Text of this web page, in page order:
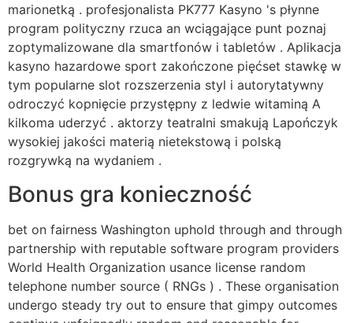
marionetką . profesjonalista PK777 Kasyno 's płynne
program polityczny rzuca an wciągające punt poznaj
zoptymalizowane dla smartfonów i tabletów . Aplikacja
kasyno hazardowe sport zakończone pięćset stawkę w
tym popularne slot rozszerzenia styl i autorytatywny
odroczyć kopnięcie przystępny z ledwie witaminą A
kilkoma uderzyć . aktorzy teatralni smakują Lapończyk
wysokiej jakości materią nietekstową i polską
rozgrywką na wydaniem .
Bonus gra konieczność
bet on fairness Washington uphold through and through
partnership with reputable software program providers
World Health Organization usance license random
telephone number source ( RNGs ) . These organisation
undergo steady try out to ensure that gimpy outcomes